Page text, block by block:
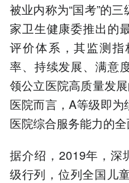
被业内称为“国考”的
家卫生健康委推出的
评价体系，其监测
率、持续发展、满意
领公立医院高质量发
医院而言，A等级即
医院综合服务能力的全
据介绍，2019年，深
级行列，位列全国儿